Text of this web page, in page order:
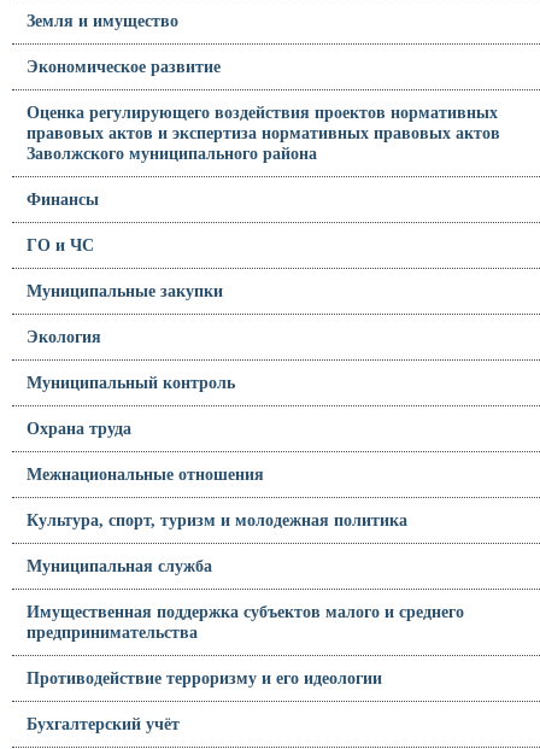
Земля и имущество
Экономическое развитие
Оценка регулирующего воздействия проектов нормативных
правовых актов и экспертиза нормативных правовых актов
Заволжского муниципального района
Финансы
ГО и ЧС
Муниципальные закупки
Экология
Муниципальный контроль
Охрана труда
Межнациональные отношения
Культура, спорт, туризм и молодежная политика
Муниципальная служба
Имущественная поддержка субъектов малого и среднего
предпринимательства
Противодействие терроризму и его идеологии
Бухгалтерский учёт